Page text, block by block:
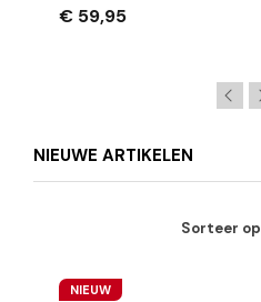
Audiofiele Koptelefoon
€ 59,95
NIEUWE ARTIKELEN
Sorteer op
NIEUW